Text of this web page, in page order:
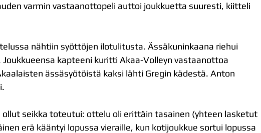
varmin vastaanottopeli auttoi joukkuetta suuresti, kiitteli
nähtiin syöttöjen ilotulitusta. Ässäkuninkaana riehui
Joukkueensa kapteeni kuritti Akaa-Volleyn vastaanottoa
ässäsyötöistä kaksi lähti Gregin kädestä. Anton
seikka toteutui: ottelu oli erittäin tasainen (yhteen lasketut
erä kääntyi lopussa vieraille, kun kotijoukkue sortui lopussa